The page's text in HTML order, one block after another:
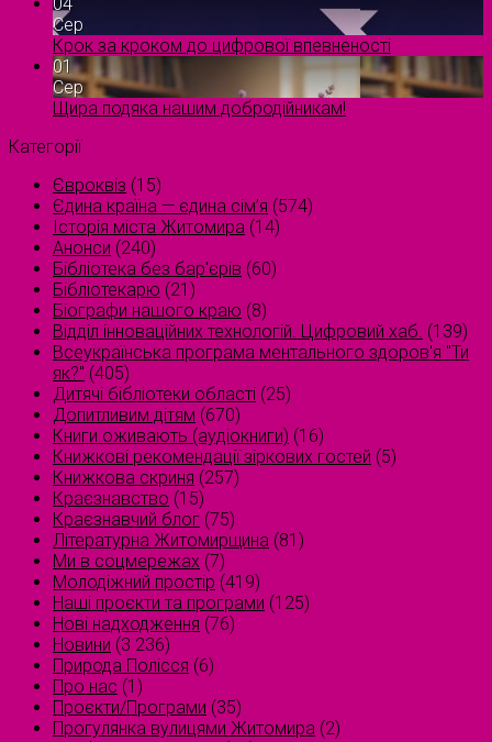
Сер
Крок за кроком до цифрової впевненості
01
Сер
Щира подяка нашим добродійникам!
Категорії
Євроквіз (15)
Єдина країна — єдина сім’я (574)
Історія міста Житомира (14)
Анонси (240)
Бібліотека без бар'єрів (60)
Бібліотекарю (21)
Біографи нашого краю (8)
Відділ інноваційних технологій. Цифровий хаб. (139)
Всеукраїнська програма ментального здоров'я "Ти
як?" (405)
Дитячі бібліотеки області (25)
Допитливим дітям (670)
Книги оживають (аудіокниги) (16)
Книжкові рекомендації зіркових гостей (5)
Книжкова скриня (257)
Краєзнавство (15)
Краєзнавчий блог (75)
Літературна Житомирщина (81)
Ми в соцмережах (7)
Молодіжний простір (419)
Наші проєкти та програми (125)
Нові надходження (76)
Новини (3 236)
Природа Полісся (6)
Про нас (1)
Проєкти/Програми (35)
Прогулянка вулицями Житомира (2)